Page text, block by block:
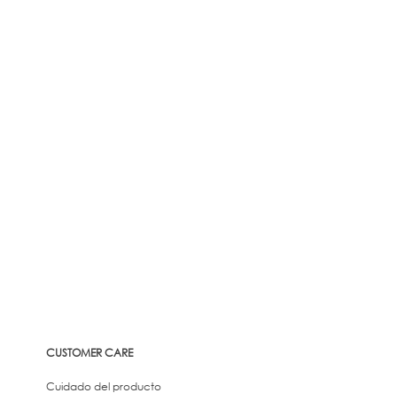
CUSTOMER CARE
Cuidado del producto